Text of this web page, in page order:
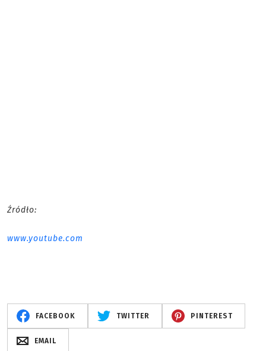
Źródło:
www.youtube.com
FACEBOOK TWITTER PINTEREST
EMAIL